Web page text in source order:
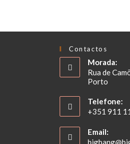
Contactos
Morada:
Rua de
Porto
Telefone:
+351 911
Email: